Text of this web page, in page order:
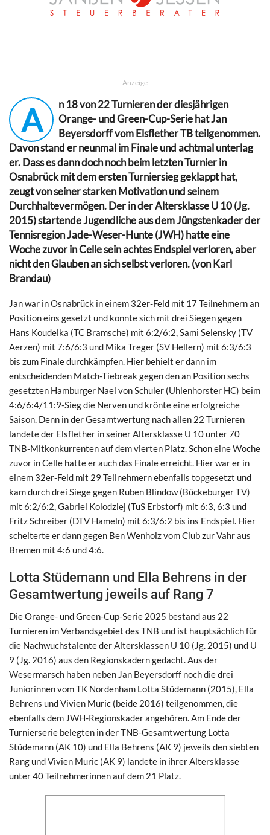
Anzeige
A
n 18 von 22 Turnieren der diesjährigen
Orange- und Green-Cup-Serie hat Jan
Beyersdorff vom Elsflether TB teilgenommen.
Davon stand er neunmal im Finale und achtmal unterlag
er. Dass es dann doch noch beim letzten Turnier in
Osnabrück mit dem ersten Turniersieg geklappt hat,
zeugt von seiner starken Motivation und seinem
Durchhaltevermögen. Der in der Altersklasse U 10 (Jg.
2015) startende Jugendliche aus dem Jüngstenkader der
Tennisregion Jade-Weser-Hunte (JWH) hatte eine
Woche zuvor in Celle sein achtes Endspiel verloren, aber
nicht den Glauben an sich selbst verloren. (von Karl
Brandau)
Jan war in Osnabrück in einem 32er-Feld mit 17 Teilnehmern an
Position eins gesetzt und konnte sich mit drei Siegen gegen
Hans Koudelka (TC Bramsche) mit 6:2/6:2, Sami Selensky (TV
Aerzen) mit 7:6/6:3 und Mika Treger (SV Hellern) mit 6:3/6:3
bis zum Finale durchkämpfen. Hier behielt er dann im
entscheidenden Match-Tiebreak gegen den an Position sechs
gesetzten Hamburger Nael von Schuler (Uhlenhorster HC) beim
4:6/6:4/11:9-Sieg die Nerven und krönte eine erfolgreiche
Saison. Denn in der Gesamtwertung nach allen 22 Turnieren
landete der Elsflether in seiner Altersklasse U 10 unter 70
TNB-Mitkonkurrenten auf dem vierten Platz. Schon eine Woche
zuvor in Celle hatte er auch das Finale erreicht. Hier war er in
einem 32er-Feld mit 29 Teilnehmern ebenfalls topgesetzt und
kam durch drei Siege gegen Ruben Blindow (Bückeburger TV)
mit 6:2/6:2, Gabriel Kolodziej (TuS Erbstorf) mit 6:3, 6:3 und
Fritz Schreiber (DTV Hameln) mit 6:3/6:2 bis ins Endspiel. Hier
scheiterte er dann gegen Ben Wenholz vom Club zur Vahr aus
Bremen mit 4:6 und 4:6.
Lotta Stüdemann und Ella Behrens in der
Gesamtwertung jeweils auf Rang 7
Die Orange- und Green-Cup-Serie 2025 bestand aus 22
Turnieren im Verbandsgebiet des TNB und ist hauptsächlich für
die Nachwuchstalente der Altersklassen U 10 (Jg. 2015) und U
9 (Jg. 2016) aus den Regionskadern gedacht. Aus der
Wesermarsch haben neben Jan Beyersdorff noch die drei
Juniorinnen vom TK Nordenham Lotta Stüdemann (2015), Ella
Behrens und Vivien Muric (beide 2016) teilgenommen, die
ebenfalls dem JWH-Regionskader angehören. Am Ende der
Turnierserie belegten in der TNB-Gesamtwertung Lotta
Stüdemann (AK 10) und Ella Behrens (AK 9) jeweils den siebten
Rang und Vivien Muric (AK 9) landete in ihrer Altersklasse
unter 40 Teilnehmerinnen auf dem 21 Platz.